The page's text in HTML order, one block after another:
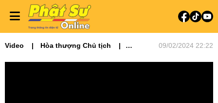
Video
Hòa thượng Chủ tịch
09/02/2024 22:22